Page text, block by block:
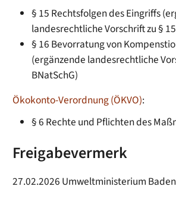
§ 15 Rechtsfolgen des Eingriffs
landesrechtliche Vorschrift zu §
§ 16 Bevorratung von
(ergänzende landesrechtliche
BNatSchG)
Ökokonto-Verordnung (ÖKVO):
§ 6 Rechte und Pflichten des
Freigabevermerk
27.02.2026 Umweltministerium